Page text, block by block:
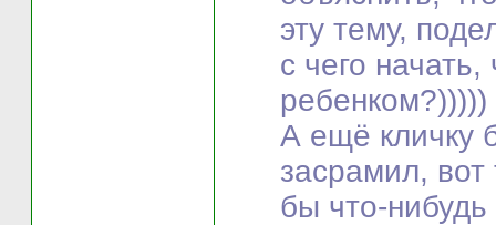
эту тему,
с чего
ребенком?)))))
А ещё кличку
засрамил,
бы что-